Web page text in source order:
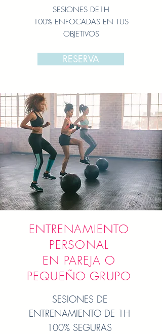
SESIONES DE1H
100% ENFOCADAS EN TUS
OBJETIVOS
RESERVA
ENTRENAMIENTO
PERSONAL
EN PAREJA O
PEQUEÑO GRUPO
SESIONES DE
ENTRENAMIENTO DE 1H
100% SEGURAS